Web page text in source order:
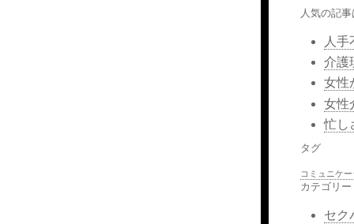
人気の記
人手
介護
女性
女性
忙し
タグ
コミュニケ
カテゴリー
セク